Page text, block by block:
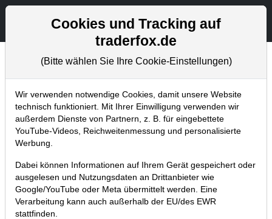
Aktien- und Artikelsuche
Chartanalysen
Home Blog Chartanalysen
Chartanalyse Qualcomm: Erneuter
Umsatzrückgang – ist jetzt alles
eingepreist?
07.08.2023 um 16:59 Uhr | P. Uhlschmied
Cookies und Tracking auf
traderfox.de
(Bitte wählen Sie Ihre Cookie-Einstellungen)
Wir verwenden notwendige Cookies, damit unsere Website
technisch funktioniert. Mit Ihrer Einwilligung verwenden wir
außerdem Dienste von Partnern, z. B. für eingebettete
YouTube-Videos, Reichweitenmessung und personalisierte
Werbung.
Dabei können Informationen auf Ihrem Gerät gespeichert oder
ausgelesen und Nutzungsdaten an Drittanbieter wie
Google/YouTube oder Meta übermittelt werden. Eine
Verarbeitung kann auch außerhalb der EU/des EWR
stattfinden.